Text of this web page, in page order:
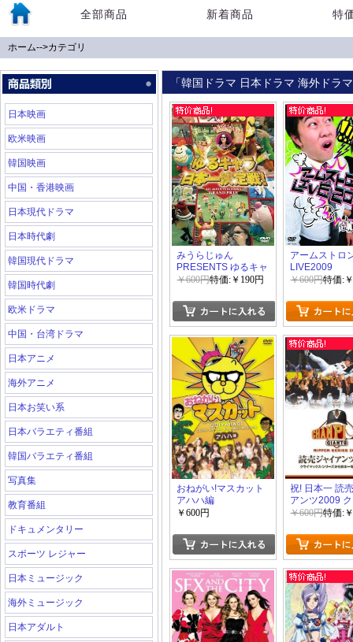
全部商品 新着商品 特
ホーム-->カテゴリ
日本映画
欧米映画
韓国映画
中国・香港映画
日本現代ドラマ
日本時代劇
韓国現代ドラマ
韓国時代劇
欧米ドラマ
中国・台湾ドラマ
日本アニメ
海外アニメ
日本お笑い系
日本バラエティ番組
韓国バラエティ番組
写真集
教育番組
ドキュメンタリー
スポーツ レジャー
日本ミュージック
海外ミュージック
日本アダルト
「韓国ドラマ 日本ドラマ 海外ドラ
みうらじゅん
PRESENTS ゆるキャ
ラ日本一決定戦!
￥600円特価:￥190円
アームストロ
LIVE2009
￥600円特価:
おねがい!マスカット
アハハ編
￥600円
祝! 日本一 読
アンツ2009
ックス?シリ
跡
￥600円特価: